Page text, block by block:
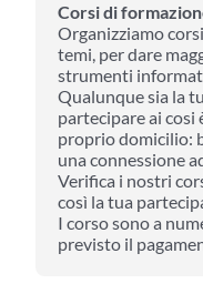
Corsi di
Organizziamo
temi, per dare
strumenti
Qualunque sia la
partecipare ai cosi
proprio domicilio:
una connessione
Verifica i nostri
così la tua
I corso sono a
previsto il